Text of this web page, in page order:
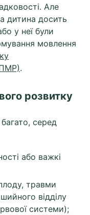
Але
дитина досить
у неї були
мовлення
.
розвитку
серед
або важкі
травми
відділу
системи);